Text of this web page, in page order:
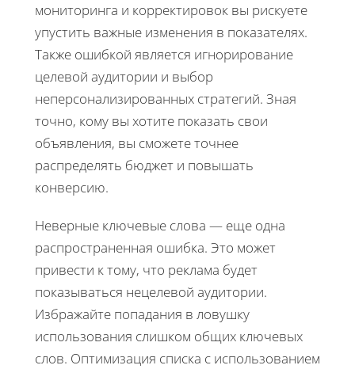
мониторинга и корректировок вы рискуете
упустить важные изменения в показателях.
Также ошибкой является игнорирование
целевой аудитории и выбор
неперсонализированных стратегий. Зная
точно, кому вы хотите показать свои
объявления, вы сможете точнее
распределять бюджет и повышать
конверсию.
Неверные ключевые слова — еще одна
распространенная ошибка. Это может
привести к тому, что реклама будет
показываться нецелевой аудитории.
Избражайте попадания в ловушку
использования слишком общих ключевых
слов. Оптимизация списка с использованием